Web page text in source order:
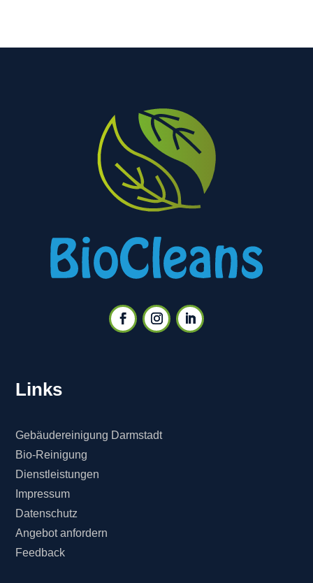
Links
Gebäudereinigung Darmstadt
Bio-Reinigung
Dienstleistungen
Impressum
Datenschutz
Angebot anfordern
Feedback